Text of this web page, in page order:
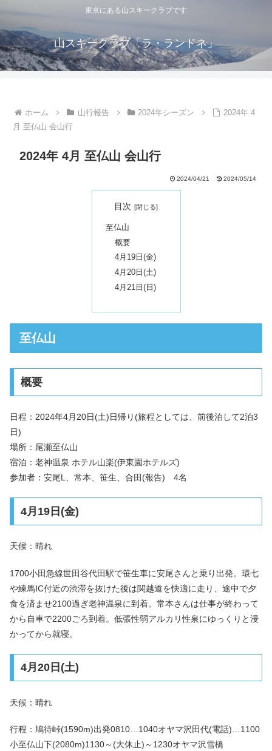
東京にある山スキークラブです
山スキークラブ「ラ・ランドネ」
ホーム 山行報告 2024年シーズン
2024年 4
月 至仏山 会山行
2024年 4月 至仏山 会山行
2024/04/21 2024/05/14
目次
至仏山
概要
4月19日(金)
4月20日(土)
4月21日(日)
至仏山
概要
日程：2024年4月20日(土)日帰り(旅程としては、前後泊して2泊3
日)
場所：尾瀬至仏山
宿泊：老神温泉 ホテル山楽(伊東園ホテルズ)
参加者：安尾L、常本、笹生、合田(報告) 4名
4月19日(金)
天候：晴れ
1700小田急線世田谷代田駅で笹生車に安尾さんと乗り出発。環七
や練馬IC付近の渋滞を抜けた後は関越道を快適に走り、途中で夕
食を済ませ2100過ぎ老神温泉に到着。常本さんは仕事が終わって
から自車で2200ごろ到着。低張性弱アルカリ性泉にゆっくりと浸
かってから就寝。
4月20日(土)
天候：晴れ
行程：鳩待峠(1590m)出発0810…1040オヤマ沢田代(電話)…1100
小至仏山下(2080m)1130～(大休止)～1230オヤマ沢雪橋